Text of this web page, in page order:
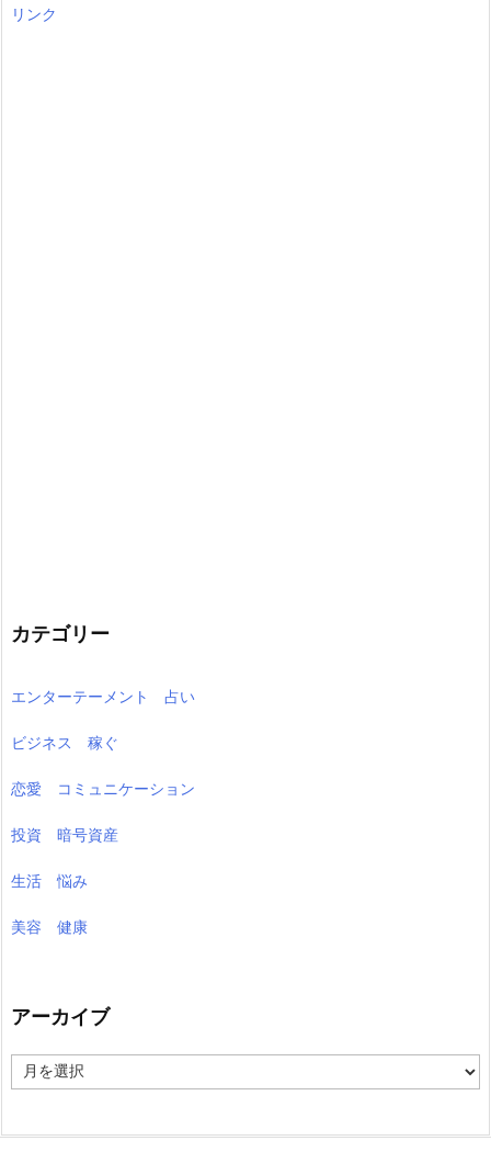
リンク
カテゴリー
エンターテーメント 占い
ビジネス 稼ぐ
恋愛 コミュニケーション
投資 暗号資産
生活 悩み
美容 健康
アーカイブ
ー